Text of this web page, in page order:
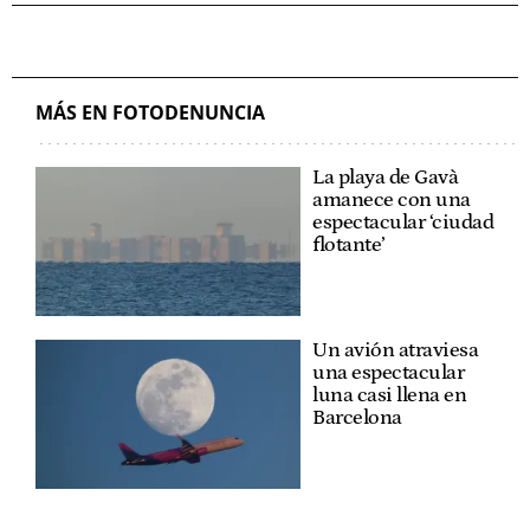
MÁS EN FOTODENUNCIA
La playa de Gavà
amanece con una
espectacular ‘ciudad
flotante’
Un avión atraviesa
una espectacular
luna casi llena en
Barcelona